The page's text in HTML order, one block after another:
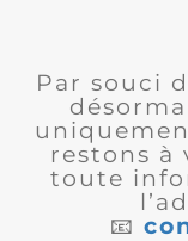
Par souci
restons à
toute
📧